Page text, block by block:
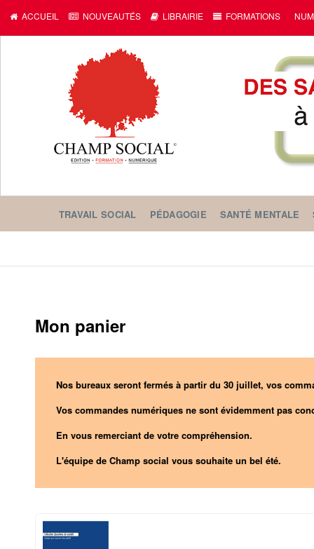
ACCUEIL NOUVEAUTÉS LIBRAIRIE FORMATIONS
TRAVAIL SOCIAL PÉDAGOGIE SANTÉ MENTALE
Mon panier
Nos bureaux seront fermés à partir du 30 juillet, vos
Vos commandes numériques ne sont évidemment pas
En vous remerciant de votre compréhension.
L'équipe de Champ social vous souhaite un bel été.